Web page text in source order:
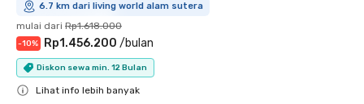
6.7 km dari living world alam sutera
mulai dari Rp1.618.000
-10% Rp1.456.200 /bulan
Diskon sewa min. 12 Bulan
Lihat info lebih banyak